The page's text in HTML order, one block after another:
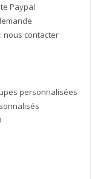
Paypal
nous contacter
personnalisées